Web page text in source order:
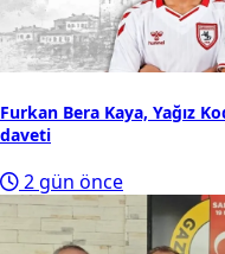
Furkan Bera Kaya, Yağız
daveti
2 gün önce